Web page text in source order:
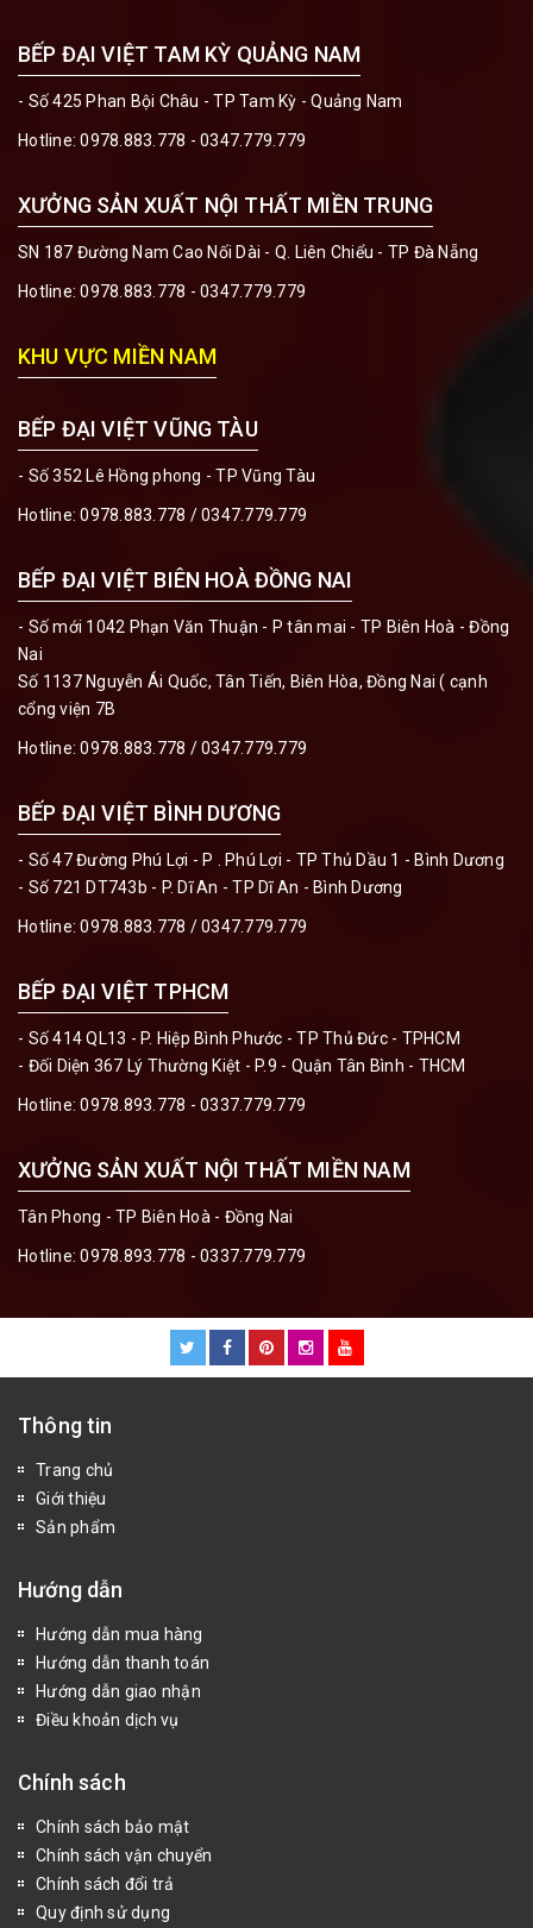
BẾP ĐẠI VIỆT TAM KỲ QUẢNG NAM
- Số 425 Phan Bội Châu - TP Tam Kỳ - Quảng Nam
Hotline:0978.883.778 - 0347.779.779
XƯỞNG SẢN XUẤT NỘI THẤT MIỀN TRUNG
SN 187 Đường Nam Cao Nối Dài - Q. Liên Chiểu - TP Đà Nẵng
Hotline:0978.883.778 - 0347.779.779
KHU VỰC MIỀN NAM
BẾP ĐẠI VIỆT VŨNG TÀU
- Số 352 Lê Hồng phong - TP Vũng Tàu
Hotline:0978.883.778 / 0347.779.779
BẾP ĐẠI VIỆT BIÊN HOÀ ĐỒNG NAI
- Số mới 1042 Phạn Văn Thuận - P tân mai - TP Biên Hoà - Đồng
Nai
Số 1137 Nguyễn Ái Quốc, Tân Tiến, Biên Hòa, Đồng Nai ( cạnh
cổng viện 7B
Hotline:0978.883.778 / 0347.779.779
BẾP ĐẠI VIỆT BÌNH DƯƠNG
- Số 47 Đường Phú Lợi - P . Phú Lợi - TP Thủ Dầu 1 - Bình Dương
- Số 721 DT743b - P. Dĩ An - TP Dĩ An - Bình Dương
Hotline:0978.883.778 / 0347.779.779
BẾP ĐẠI VIỆT TPHCM
- Số 414 QL13 - P. Hiệp Bình Phước - TP Thủ Đức - TPHCM
- Đối Diện 367 Lý Thường Kiệt - P.9 - Quận Tân Bình - THCM
Hotline:0978.893.778 - 0337.779.779
XƯỞNG SẢN XUẤT NỘI THẤT MIỀN NAM
Tân Phong - TP Biên Hoà - Đồng Nai
Hotline:0978.893.778 - 0337.779.779
Thông tin
Trang chủ
Giới thiệu
Sản phẩm
Hướng dẫn
Hướng dẫn mua hàng
Hướng dẫn thanh toán
Hướng dẫn giao nhận
Điều khoản dịch vụ
Chính sách
Chính sách bảo mật
Chính sách vận chuyển
Chính sách đổi trả
Quy định sử dụng